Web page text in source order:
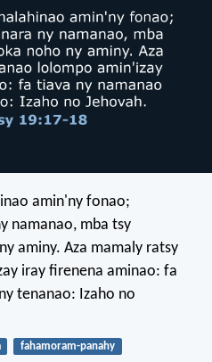
amin'ny fonao;
namanao, mba tsy
aminy. Aza mamaly ratsy
iray firenena aminao: fa
tenanao: Izaho no
fahamoram-panahy